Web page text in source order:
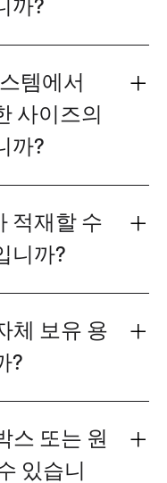
까?
템에서
사이즈의
까?
적재할 수
니까?
체 보유 용
?
스 또는 원
있습니